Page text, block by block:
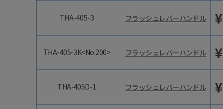
THA-405-3 フラッシュレバーハンドル ¥
THA-405-3K<No.200> フラッシュレバーハンドル ¥
THA-405D-1 フラッシュレバーハンドル ¥